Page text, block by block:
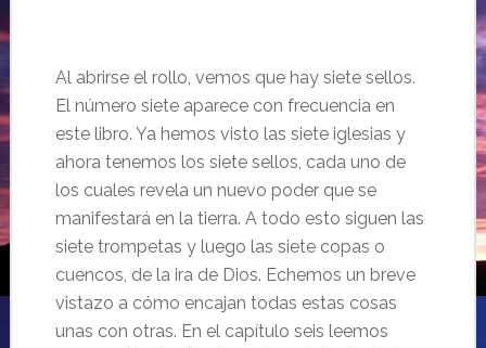
Al abrirse el rollo, vemos que hay siete sellos.
El número siete aparece con frecuencia en
este libro. Ya hemos visto las siete iglesias y
ahora tenemos los siete sellos, cada uno de
los cuales revela un nuevo poder que se
manifestará en la tierra. A todo esto siguen las
siete trompetas y luego las siete copas o
cuencos, de la ira de Dios. Echemos un breve
vistazo a cómo encajan todas estas cosas
unas con otras. En el capítulo seis leemos